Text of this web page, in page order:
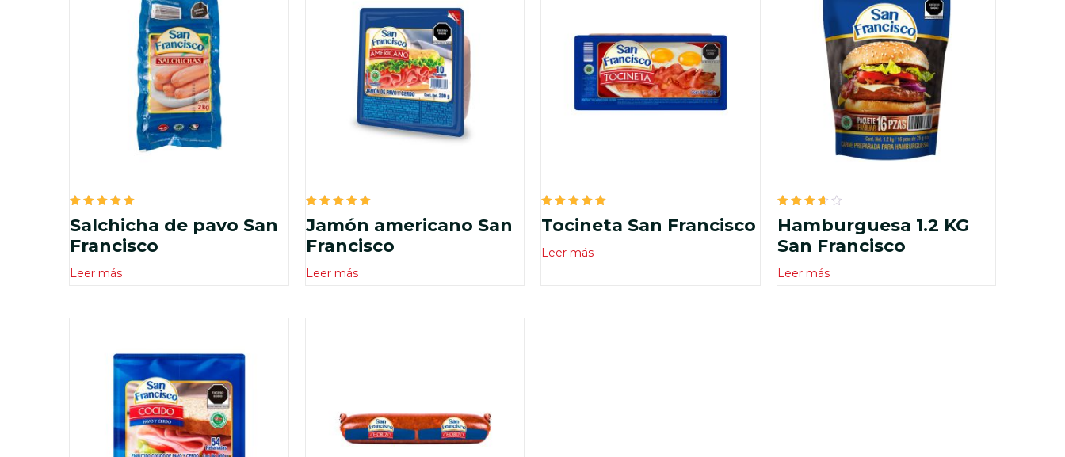
en
de 5
Salchicha de pavo San
Francisco
Leer más
en
de 5
Jamón americano San
Francisco
Leer más
en
de 5
Tocineta San Francisco
Leer más
en
de 5
Hamburguesa 1.2 KG
San Francisco
Leer más